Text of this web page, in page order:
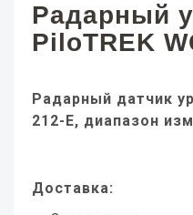
Радарный
PiloTREK
Радарный датчик
212-E, диапазон
Доставка: